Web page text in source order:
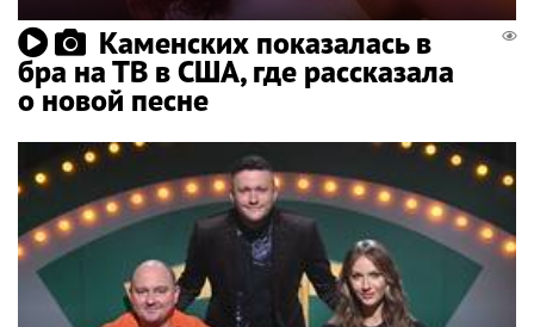
Каменских показалась в
бра на ТВ в США, где рассказала
о новой песне